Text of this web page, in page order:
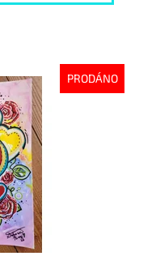
PRODÁNO